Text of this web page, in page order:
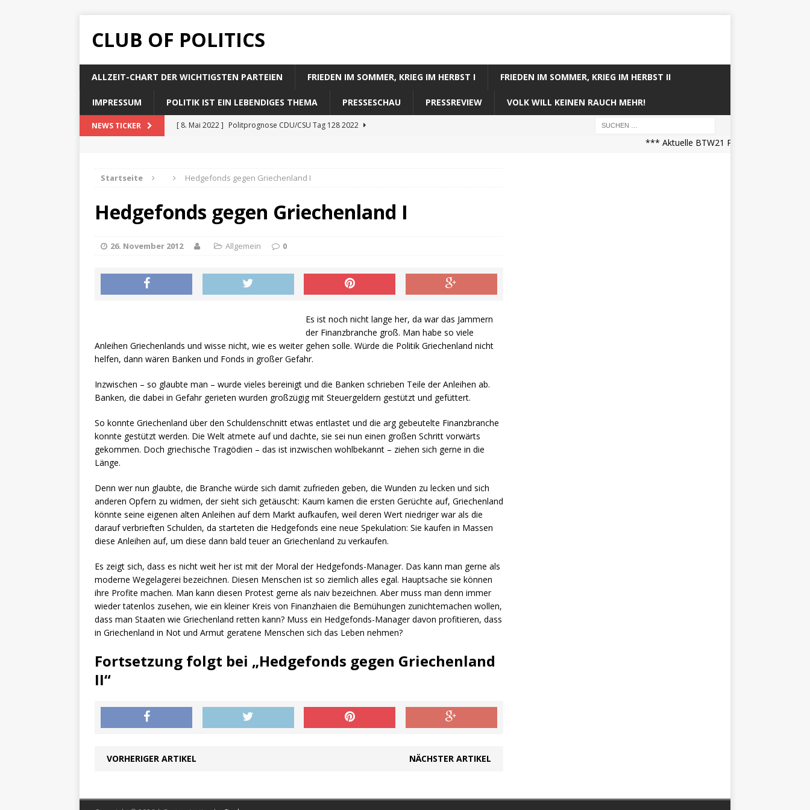
CLUB OF POLITICS
ALLZEIT-CHART DER WICHTIGSTEN PARTEIEN FRIEDEN IM SOMMER, KRIEG IM HERBST I FRIEDEN IM SOMMER, KRIEG IM HERBST II
IMPRESSUM POLITIK IST EIN LEBENDIGES THEMA PRESSESCHAU PRESSREVIEW VOLK WILL KEINEN RAUCH MEHR!
NEWS TICKER [ 8. Mai 2022 ] Politprognose CDU/CSU Tag 128 2022
[ 8. Mai 2022 ] Politprognose Koalitionsrechner Tag 128 2022
*** Aktuelle BTW21 Prognose
Startseite Hedgefonds gegen Griechenland I
Hedgefonds gegen Griechenland I
26. November 2012 Allgemein 0
Es ist noch nicht lange her, da war das Jammern
der Finanzbranche groß. Man habe so viele
Anleihen Griechenlands und wisse nicht, wie es weiter gehen solle. Würde die Politik Griechenland nicht
helfen, dann wären Banken und Fonds in großer Gefahr.
Inzwischen – so glaubte man – wurde vieles bereinigt und die Banken schrieben Teile der Anleihen ab.
Banken, die dabei in Gefahr gerieten wurden großzügig mit Steuergeldern gestützt und gefüttert.
So konnte Griechenland über den Schuldenschnitt etwas entlastet und die arg gebeutelte Finanzbranche
konnte gestützt werden. Die Welt atmete auf und dachte, sie sei nun einen großen Schritt vorwärts
gekommen. Doch griechische Tragödien – das ist inzwischen wohlbekannt – ziehen sich gerne in die
Länge.
Denn wer nun glaubte, die Branche würde sich damit zufrieden geben, die Wunden zu lecken und sich
anderen Opfern zu widmen, der sieht sich getäuscht: Kaum kamen die ersten Gerüchte auf, Griechenland
könnte seine eigenen alten Anleihen auf dem Markt aufkaufen, weil deren Wert niedriger war als die
darauf verbrieften Schulden, da starteten die Hedgefonds eine neue Spekulation: Sie kaufen in Massen
diese Anleihen auf, um diese dann bald teuer an Griechenland zu verkaufen.
Es zeigt sich, dass es nicht weit her ist mit der Moral der Hedgefonds-Manager. Das kann man gerne als
moderne Wegelagerei bezeichnen. Diesen Menschen ist so ziemlich alles egal. Hauptsache sie können
ihre Profite machen. Man kann diesen Protest gerne als naiv bezeichnen. Aber muss man denn immer
wieder tatenlos zusehen, wie ein kleiner Kreis von Finanzhaien die Bemühungen zunichtemachen wollen,
dass man Staaten wie Griechenland retten kann? Muss ein Hedgefonds-Manager davon profitieren, dass
in Griechenland in Not und Armut geratene Menschen sich das Leben nehmen?
Fortsetzung folgt bei „Hedgefonds gegen Griechenland
II“
VORHERIGER ARTIKEL NÄCHSTER ARTIKEL